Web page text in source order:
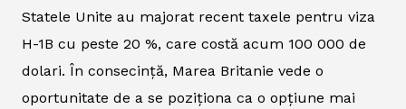
Statele Unite au majorat recent taxele pentru viza
H-1B cu peste 20 %, care costă acum 100 000 de
dolari. În consecință, Marea Britanie vede o
oportunitate de a se poziționa ca o opțiune mai